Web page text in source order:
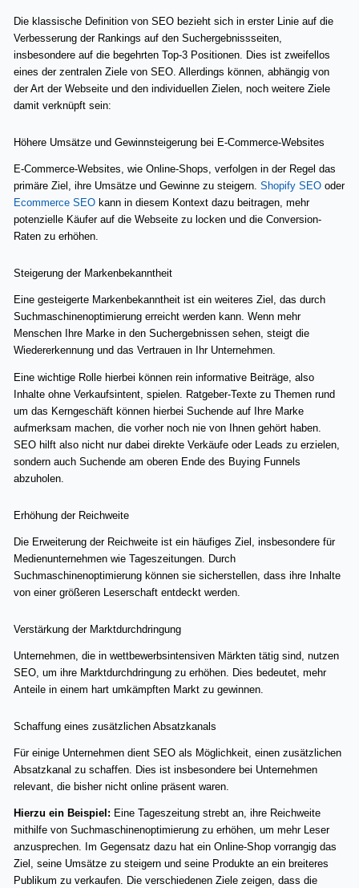
Die klassische Definition von SEO bezieht sich in erster Linie auf die
Verbesserung der Rankings auf den Suchergebnissseiten,
insbesondere auf die begehrten Top-3 Positionen. Dies ist zweifellos
eines der zentralen Ziele von SEO. Allerdings können, abhängig von
der Art der Webseite und den individuellen Zielen, noch weitere Ziele
damit verknüpft sein:
Höhere Umsätze und Gewinnsteigerung bei E-Commerce-Websites
E-Commerce-Websites, wie Online-Shops, verfolgen in der Regel das
primäre Ziel, ihre Umsätze und Gewinne zu steigern. Shopify SEOoder
Ecommerce SEOkann in diesem Kontext dazu beitragen, mehr
potenzielle Käufer auf die Webseite zu locken und die Conversion-
Raten zu erhöhen.
Steigerung der Markenbekanntheit
Eine gesteigerte Markenbekanntheit ist ein weiteres Ziel, das durch
Suchmaschinenoptimierung erreicht werden kann. Wenn mehr
Menschen Ihre Marke in den Suchergebnissen sehen, steigt die
Wiedererkennung und das Vertrauen in Ihr Unternehmen.
Eine wichtige Rolle hierbei können rein informative Beiträge, also
Inhalte ohne Verkaufsintent, spielen. Ratgeber-Texte zu Themen rund
um das Kerngeschäft können hierbei Suchende auf Ihre Marke
aufmerksam machen, die vorher noch nie von Ihnen gehört haben.
SEO hilft also nicht nur dabei direkte Verkäufe oder Leads zu erzielen,
sondern auch Suchende am oberen Ende des Buying Funnels
abzuholen.
Erhöhung der Reichweite
Die Erweiterung der Reichweite ist ein häufiges Ziel, insbesondere für
Medienunternehmen wie Tageszeitungen. Durch
Suchmaschinenoptimierung können sie sicherstellen, dass ihre Inhalte
von einer größeren Leserschaft entdeckt werden.
Verstärkung der Marktdurchdringung
Unternehmen, die in wettbewerbsintensiven Märkten tätig sind, nutzen
SEO, um ihre Marktdurchdringung zu erhöhen. Dies bedeutet, mehr
Anteile in einem hart umkämpften Markt zu gewinnen.
Schaffung eines zusätzlichen Absatzkanals
Für einige Unternehmen dient SEO als Möglichkeit, einen zusätzlichen
Absatzkanal zu schaffen. Dies ist insbesondere bei Unternehmen
relevant, die bisher nicht online präsent waren.
Hierzu ein Beispiel: Eine Tageszeitung strebt an, ihre Reichweite
mithilfe von Suchmaschinenoptimierung zu erhöhen, um mehr Leser
anzusprechen. Im Gegensatz dazu hat ein Online-Shop vorrangig das
Ziel, seine Umsätze zu steigern und seine Produkte an ein breiteres
Publikum zu verkaufen. Die verschiedenen Ziele zeigen, dass die